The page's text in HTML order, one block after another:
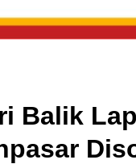
Balik